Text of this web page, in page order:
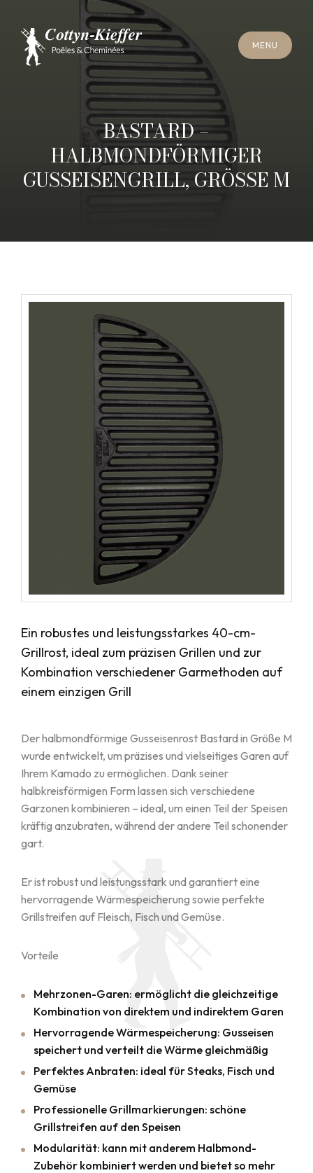
M EN U
MENU
ERMIN SCHORNSTEINREINIGU
ERMIN SCHORNST EINR EINIGUN
HL
H E SS E N
BASTARD –
HALBMONDFÖRMIGER
GUSSEISENGRILL, GRÖSSE M
Ein robustes und leistungsstarkes 40-cm-
Grillrost, ideal zum präzisen Grillen und zur
Kombination verschiedener Garmethoden auf
einem einzigen Grill
Der halbmondförmige Gusseisenrost Bastard in Größe M
wurde entwickelt, um präzises und vielseitiges Garen auf
Ihrem Kamado zu ermöglichen. Dank seiner
halbkreisförmigen Form lassen sich verschiedene
Garzonen kombinieren – ideal, um einen Teil der Speisen
kräftig anzubraten, während der andere Teil schonender
gart.
Er ist robust und leistungsstark und garantiert eine
hervorragende Wärmespeicherung sowie perfekte
Grillstreifen auf Fleisch, Fisch und Gemüse.
Vorteile
Mehrzonen-Garen: ermöglicht die gleichzeitige
Kombination von direktem und indirektem Garen
Hervorragende Wärmespeicherung: Gusseisen
speichert und verteilt die Wärme gleichmäßig
Perfektes Anbraten: ideal für Steaks, Fisch und
Gemüse
Professionelle Grillmarkierungen: schöne
Grillstreifen auf den Speisen
Modularität: kann mit anderem Halbmond-
Zubehör kombiniert werden und bietet so mehr